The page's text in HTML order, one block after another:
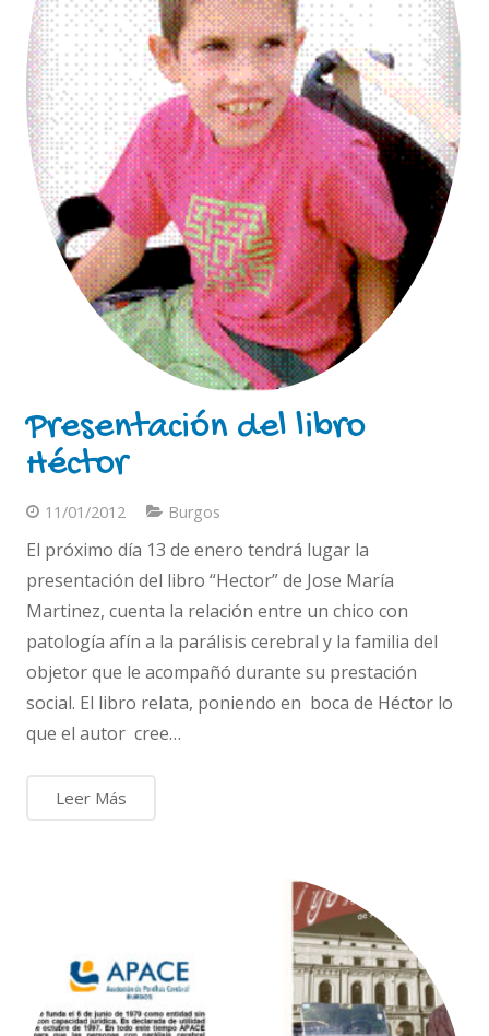
Presentación del libro
Héctor
11/01/2012 Burgos
El próximo día 13 de enero tendrá lugar la
presentación del libro “Hector” de Jose María
Martinez, cuenta la relación entre un chico con
patología afín a la parálisis cerebral y la familia del
objetor que le acompañó durante su prestación
social. El libro relata, poniendo en boca de Héctor lo
que el autor cree…
Leer Más